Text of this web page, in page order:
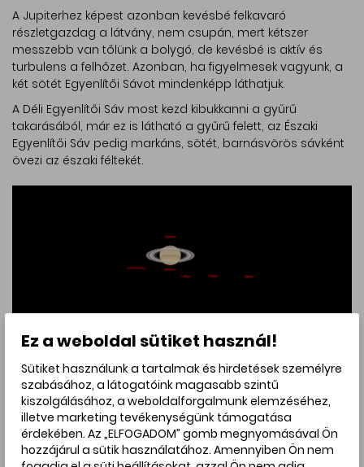
A Jupiterhez képest azonban kevésbé felkavaró
részletgazdag a látvány, nem csupán, mert kétszer
messzebb van tőlünk a bolygó, de kevésbé is aktív és
turbulens a felhőzet. Azonban, ha figyelmesek vagyunk, a
két sötét Egyenlítői Sávot mindenképp láthatjuk.
A Déli Egyenlítői Sáv most kezd kibukkanni a gyűrű
takarásából, már ez is látható a gyűrű felett, az Északi
Egyenlítői Sáv pedig markáns, sötét, barnásvörös sávként
övezi az északi féltekét.
A Szaturnusz és holdjai távcsőben, augusztus 3-án éjjel, 1
órakor. A gyűrű a bolygó déli (felső) féltekéje előtt halad át,
vele szemben, az északi (alsó) féltekén az Északi Egyenlítői
Sáv is látszani fog. Forrás: Winjupos
Ez a weboldal sütiket használ!
Sütiket használunk a tartalmak és hirdetések személyre
szabásához, a látogatóink magasabb szintű
kiszolgálásához, a weboldalforgalmunk elemzéséhez,
illetve marketing tevékenységünk támogatása
érdekében. Az „ELFOGADOM” gomb megnyomásával Ön
hozzájárul a sütik használatához. Amennyiben Ön nem